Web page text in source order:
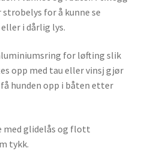
for å kunne se
i dårlig lys.
for løfting slik
opp med tau eller vinsj gjør
hunden opp i båten etter
med glidelås og flott
tykk.